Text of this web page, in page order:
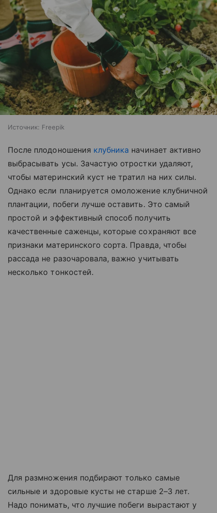
Источник: Freepik
После плодоношения клубника начинает активно
выбрасывать усы. Зачастую отростки удаляют,
чтобы материнский куст не тратил на них силы.
Однако если планируется омоложение клубничной
плантации, побеги лучше оставить. Это самый
простой и эффективный способ получить
качественные саженцы, которые сохраняют все
признаки материнского сорта. Правда, чтобы
рассада не разочаровала, важно учитывать
несколько тонкостей.
Для размножения подбирают только самые
сильные и здоровые кусты не старше 2–3 лет.
Надо понимать, что лучшие побеги вырастают у